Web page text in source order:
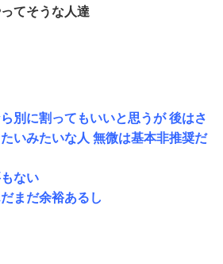
てそうな人達
別に割ってもいいと思うが 後はさ
いみたいな人 無微は基本非推奨だ
ない
まだ余裕あるし